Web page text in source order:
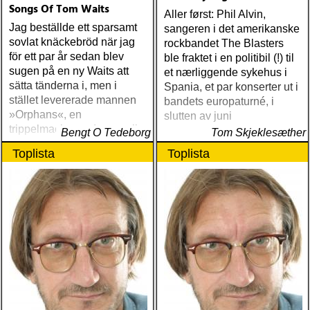
Songs Of Tom Waits
Jag beställde ett sparsamt
sovlat knäckebröd när jag
för ett par år sedan blev
sugen på en ny Waits att
sätta tänderna i, men i
stället levererade mannen
»Orphans«, en
trippelmacka med extra allt
Bengt O Tedeborg
Aller først: Phil Alvin,
sangeren i det amerikanske
rockbandet The Blasters
ble fraktet i en politibil (!) til
et nærliggende sykehus i
Spania, et par konserter ut i
bandets europaturné, i
slutten av juni
Tom Skjeklesæther
Toplista Toplista